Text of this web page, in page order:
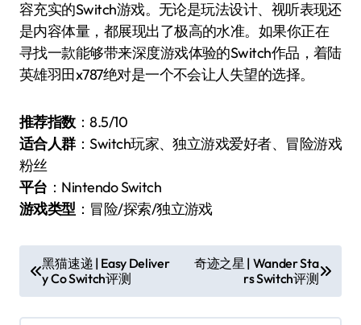
容充实的Switch游戏。无论是玩法设计、视听表现还
是内容体量，都展现出了极高的水准。如果你正在
寻找一款能够带来深度游戏体验的Switch作品，着陆
英雄羽田x787绝对是一个不会让人失望的选择。
推荐指数：8.5/10
适合人群：Switch玩家、独立游戏爱好者、冒险游戏
粉丝
平台 ：Nintendo Switch
游戏类型 ：冒险/探索/独立游戏
章
导
黑猫速递 | Easy Deliver
y Co Switch评测
奇迹之星 | Wander Sta
rs Switch评测